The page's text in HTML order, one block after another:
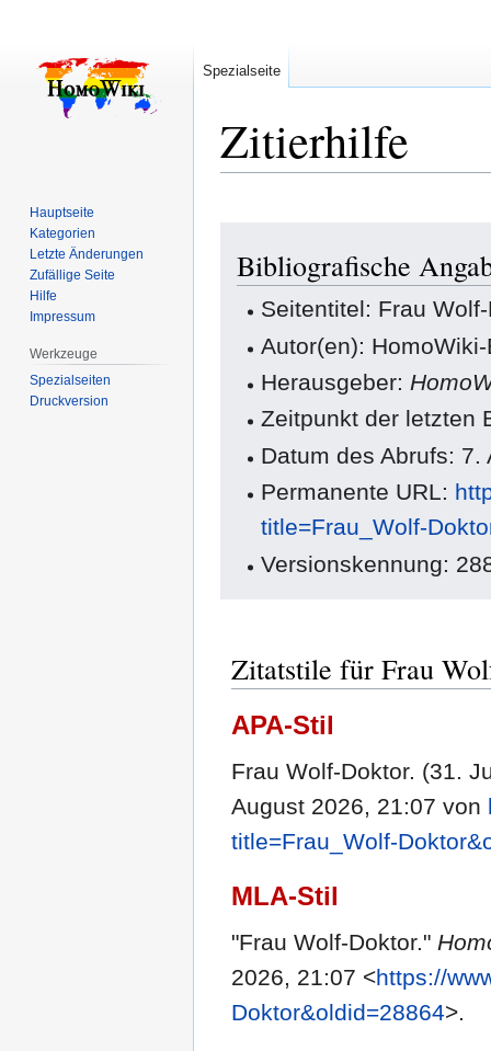
Zitierhilfe
Navigation
springen
Suche
springen
Bibliografische
Seitentitel: Frau
Autor(en):
Herausgeber:
Zeitpunkt der letzten
Datum des Abrufs:
Permanente URL:
title=Frau_Wolf-
Versionskennung:
Zitatstile für Frau
APA-Stil
Frau Wolf-Doktor. (31.
August 2026, 21:07 von
title=Frau_Wolf-
MLA-Stil
"Frau Wolf-Doktor."
2026, 21:07 <https://
Doktor&oldid=28864>.
Spezialseite
Hauptseite
Kategorien
Letzte Änderungen
Zufällige Seite
Hilfe
Impressum
Werkzeuge
Spezialseiten
Druckversion